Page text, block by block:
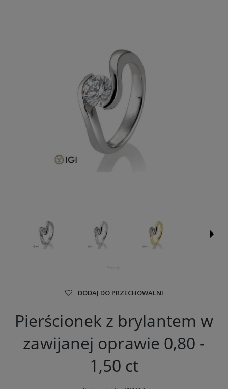
DODAJ DO PRZECHOWALNI
Pierścionek z brylantem w
zawijanej oprawie 0,80 -
1,50 ct